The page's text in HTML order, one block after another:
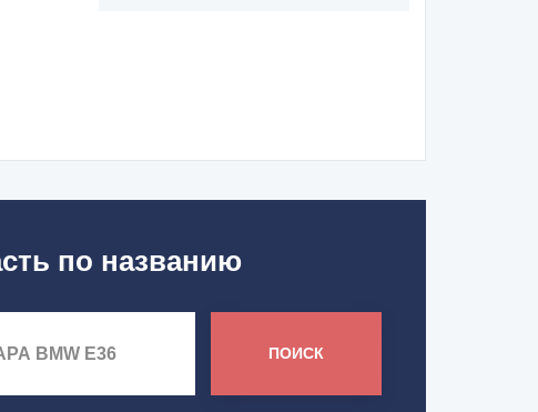
по названию
ПОИСК